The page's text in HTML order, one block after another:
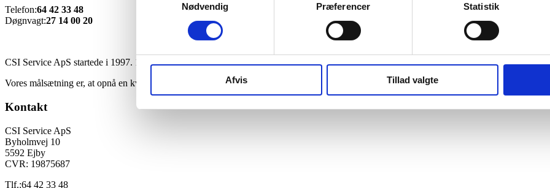
Nødvendig
Præferencer Statistik
Afvis Tillad valgte
Telefon:64 42 33 48
Døgnvagt:27 14 00 20
CSI Service ApS startede i 1997. 1 oktober 2006 overtog Chris de Roche CSI Service Aps. I Nr Åby .CSI Service Aps er mindre
Vores målsætning er, at opnå en kvalitet på det udførte arbejde, som kan tilfredsstille vores kunders krav og forventninger, samt færdiggøre
Kontakt
CSI Service ApS
Byholmvej 10
5592 Ejby
CVR: 19875687
Tlf.:64 42 33 48